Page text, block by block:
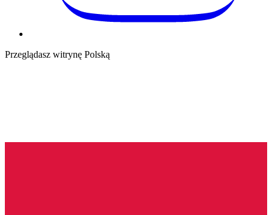
Przeglądasz witrynę Polską